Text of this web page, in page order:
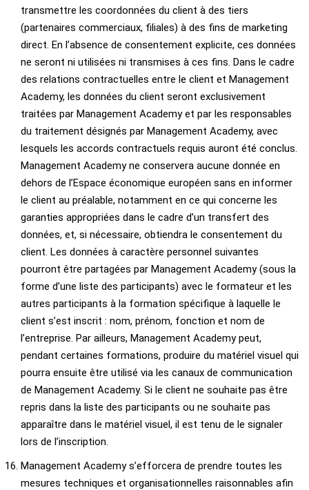
transmettre les coordonnées du client à des tiers
(partenaires commerciaux, filiales) à des fins de marketing
direct. En l’absence de consentement explicite, ces données
ne seront ni utilisées ni transmises à ces fins. Dans le cadre
des relations contractuelles entre le client et Management
Academy, les données du client seront exclusivement
traitées par Management Academy et par les responsables
du traitement désignés par Management Academy, avec
lesquels les accords contractuels requis auront été conclus.
Management Academy ne conservera aucune donnée en
dehors de l’Espace économique européen sans en informer
le client au préalable, notamment en ce qui concerne les
garanties appropriées dans le cadre d’un transfert des
données, et, si nécessaire, obtiendra le consentement du
client. Les données à caractère personnel suivantes
pourront être partagées par Management Academy (sous la
forme d’une liste des participants) avec le formateur et les
autres participants à la formation spécifique à laquelle le
client s’est inscrit : nom, prénom, fonction et nom de
l’entreprise. Par ailleurs, Management Academy peut,
pendant certaines formations, produire du matériel visuel qui
pourra ensuite être utilisé via les canaux de communication
de Management Academy. Si le client ne souhaite pas être
repris dans la liste des participants ou ne souhaite pas
apparaître dans le matériel visuel, il est tenu de le signaler
lors de l’inscription.
Management Academy s’efforcera de prendre toutes les
mesures techniques et organisationnelles raisonnables afin